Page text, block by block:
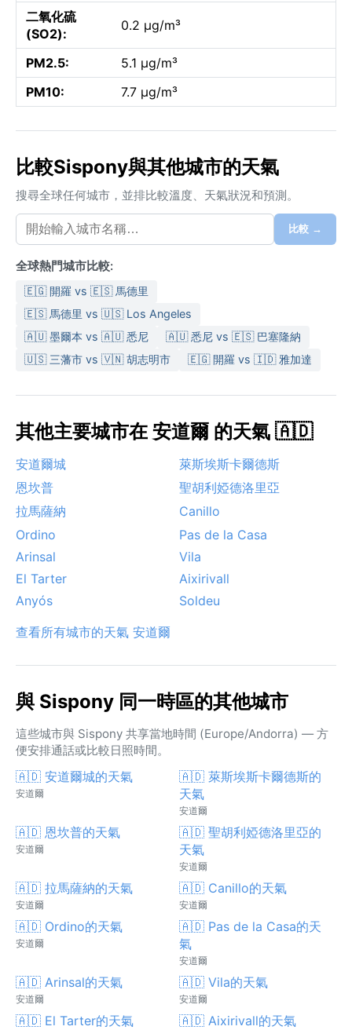
二氧化硫
(SO2):
0.2 µg/m³
PM2.5:
5.1 µg/m³
PM10:
7.7 µg/m³
比較Sispony與其他城市的天氣
搜尋全球任何城市，並排比較溫度、天氣狀況和預測。
比較 →
全球熱門城市比較:
🇪🇬 開羅 vs 🇪🇸 馬德里
🇪🇸 馬德里 vs 🇺🇸 Los Angeles
🇦🇺 墨爾本 vs 🇦🇺 悉尼
🇦🇺 悉尼 vs 🇪🇸 巴塞隆納
🇺🇸 三藩市 vs 🇻🇳 胡志明市
🇪🇬 開羅 vs 🇮🇩 雅加達
其他主要城市在 安道爾 的天氣 🇦🇩
安道爾城
萊斯埃斯卡爾德斯
恩坎普
聖胡利婭德洛里亞
拉馬薩納
Canillo
Ordino
Pas de la Casa
Arinsal
Vila
El Tarter
Aixirivall
Anyós
Soldeu
查看所有城市的天氣 安道爾
與 Sispony 同一時區的其他城市
這些城市與 Sispony 共享當地時間 (Europe/Andorra) — 方
便安排通話或比較日照時間。
🇦🇩 安道爾城的天氣
安道爾
🇦🇩 萊斯埃斯卡爾德斯的
天氣
安道爾
🇦🇩 恩坎普的天氣
安道爾
🇦🇩 聖胡利婭德洛里亞的
天氣
安道爾
🇦🇩 拉馬薩納的天氣
安道爾
🇦🇩 Canillo的天氣
安道爾
🇦🇩 Ordino的天氣
安道爾
🇦🇩 Pas de la Casa的天
氣
安道爾
🇦🇩 Arinsal的天氣
安道爾
🇦🇩 Vila的天氣
安道爾
🇦🇩 El Tarter的天氣 🇦🇩 Aixirivall的天氣